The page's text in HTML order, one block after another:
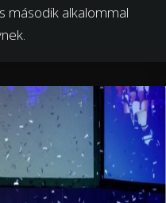
második alkalommal